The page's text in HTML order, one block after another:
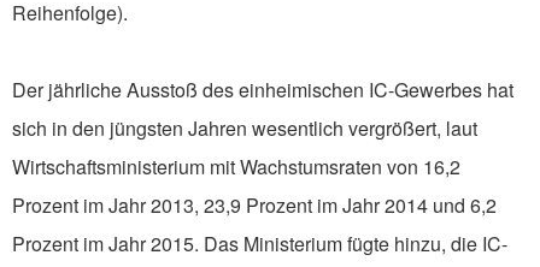
Reihenfolge).
Der jährliche Ausstoß des einheimischen IC-Gewerbes hat
sich in den jüngsten Jahren wesentlich vergrößert, laut
Wirtschaftsministerium mit Wachstumsraten von 16,2
Prozent im Jahr 2013, 23,9 Prozent im Jahr 2014 und 6,2
Prozent im Jahr 2015. Das Ministerium fügte hinzu, die IC-